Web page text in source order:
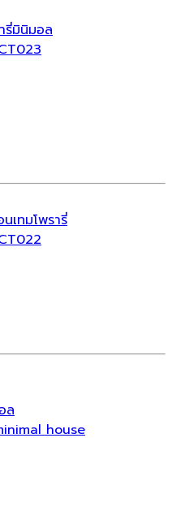
รี่มินิมอล
เทมโพรารี่
ล
house